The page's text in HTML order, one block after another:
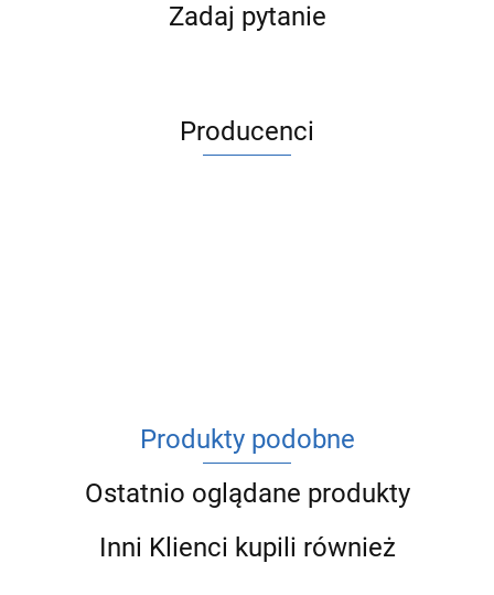
Zadaj pytanie
Producenci
Produkty podobne
Ostatnio oglądane produkty
Inni Klienci kupili również